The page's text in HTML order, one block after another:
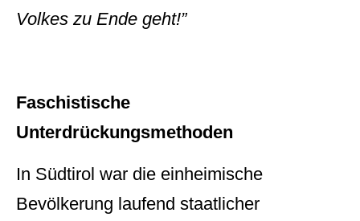
Volkes zu Ende geht!”
Faschistische
Unterdrückungsmethoden
In Südtirol war die einheimische
Bevölkerung laufend staatlicher